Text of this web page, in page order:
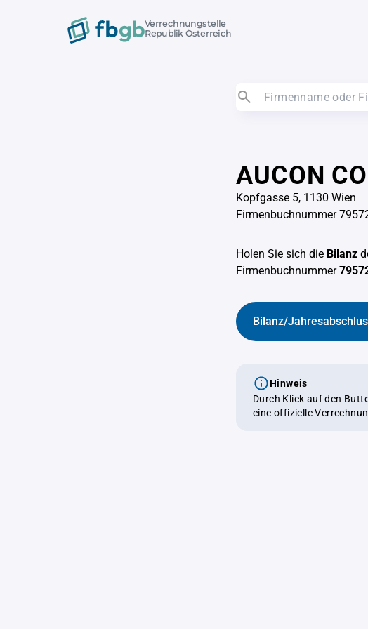
Verrechnungstelle
Republik Österreich
AUCON
Kopfgasse 5, 1130 Wien
Firmenbuchnummer
Holen Sie sich die Bilanz
Firmenbuchnummer
Bilanz/
Hinweis
Durch Klick auf den
eine offizielle